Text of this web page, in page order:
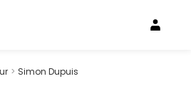
> Simon Dupuis